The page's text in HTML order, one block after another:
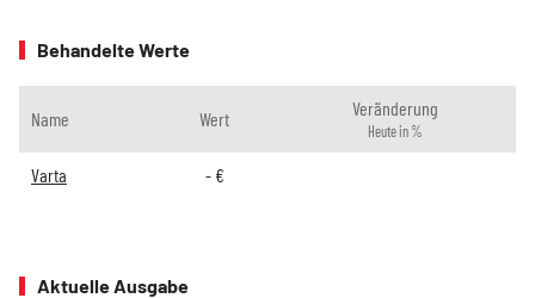
Behandelte Werte
Name Wert Veränderung
Heute in %
Varta -€
Aktuelle Ausgabe